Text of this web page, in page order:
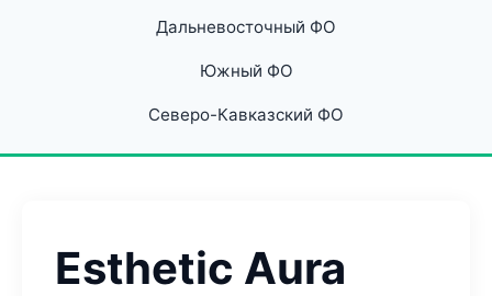
Дальневосточный ФО
Южный ФО
Северо-Кавказский ФО
Esthetic Aura